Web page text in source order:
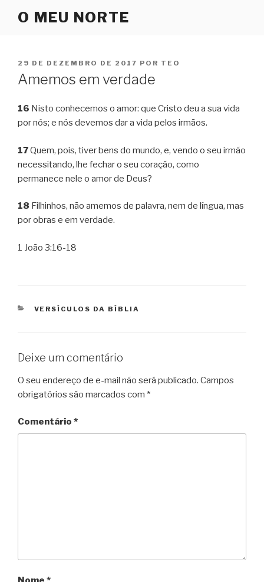
O MEU NORTE
PUBLICADO
EM
29 DE DEZEMBRO DE 2017 POR TEO
Amemos em verdade
16 Nisto conhecemos o amor: que Cristo deu a sua vida
por nós; e nós devemos dar a vida pelos irmãos.
17Quem, pois, tiver bens do mundo, e, vendo o seu irmão
necessitando, lhe fechar o seu coração, como
permanece nele o amor de Deus?
18 Filhinhos, não amemos de palavra, nem de língua, mas
por obras e em verdade.
1 João 3:16-18
CATEGORIAS
VERSÍCULOS DA BÍBLIA
Deixe um comentário
O seu endereço de e-mail não será publicado. Campos
obrigatórios são marcados com *
Comentário *